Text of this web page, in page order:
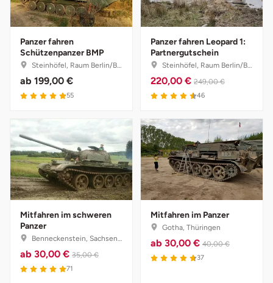
Panzer fahren
Schützenpanzer BMP
Steinhöfel, Raum Berlin/Brandenburg
ab 199,00 €
4.9 von 5
55
Panzer fahren Leopard 1:
Partnergutschein
Steinhöfel, Raum Berlin/Brandenburg
220,00 € 249,00 €
4.5 von 5
46
Mitfahren im schweren
Panzer
Benneckenstein, Sachsen-Anhalt
ab 30,00 € 35,00 €
5 von 5
71
Mitfahren im Panzer
Gotha, Thüringen
ab 30,00 € 40,00 €
4.7 von 5
37
Düsseldorf
Erfurt
Erlangen
Flensburg
Frankfurt am Main
Freiberg
Freiburg